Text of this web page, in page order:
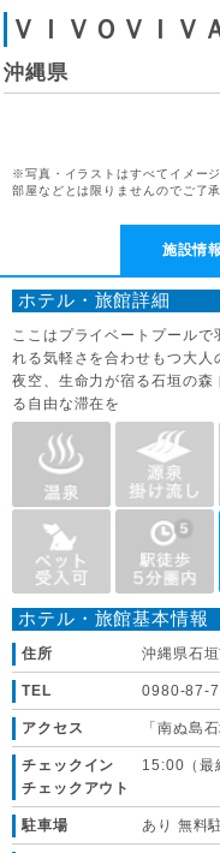
ＶＩＶＯＶＩＶ
沖縄県
※写真・イラストはすべてイメー
部屋などとは限りませんのでご了承
施設情報
ホテル・旅館詳細
ここはプライベートプール
れる気軽さを合わせもつ大
夜空、生命力が宿る石垣の
る自由な滞在を
ホテル・旅館基本情報
住所 沖縄県石
TEL 0980-87-
アクセス 「南ぬ島
チェックイン
チェックアウト
15:00（最
駐車場 あり 無料